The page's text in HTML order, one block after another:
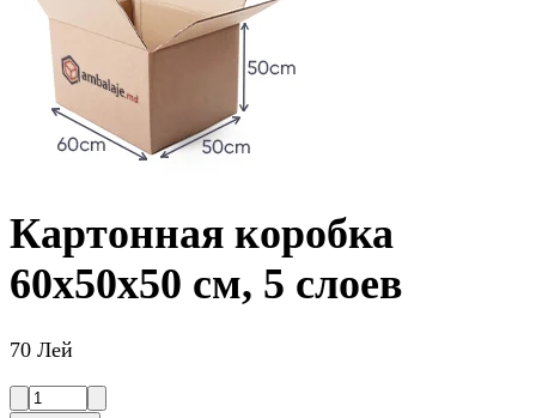
Картонная коробка
60x50x50 см, 5 слоев
70 Лей